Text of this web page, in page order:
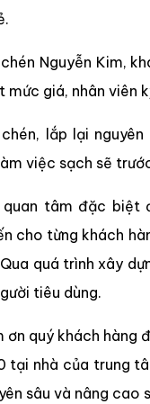
Nguyễn Kim,
mức giá, nhân viên
lắp lại
việc sạch sẽ
quan tâm đặc biệt
cho từng khách
quá trình xây
tiêu dùng.
quý khách hàng
tại nhà của trung
sâu và nâng cao